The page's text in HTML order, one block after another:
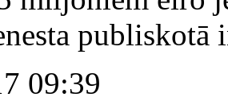
publiskotā
09:39